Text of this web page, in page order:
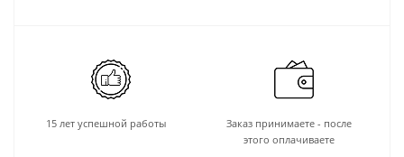
15 лет успешной работы
Заказ принимаете - после
этого оплачиваете